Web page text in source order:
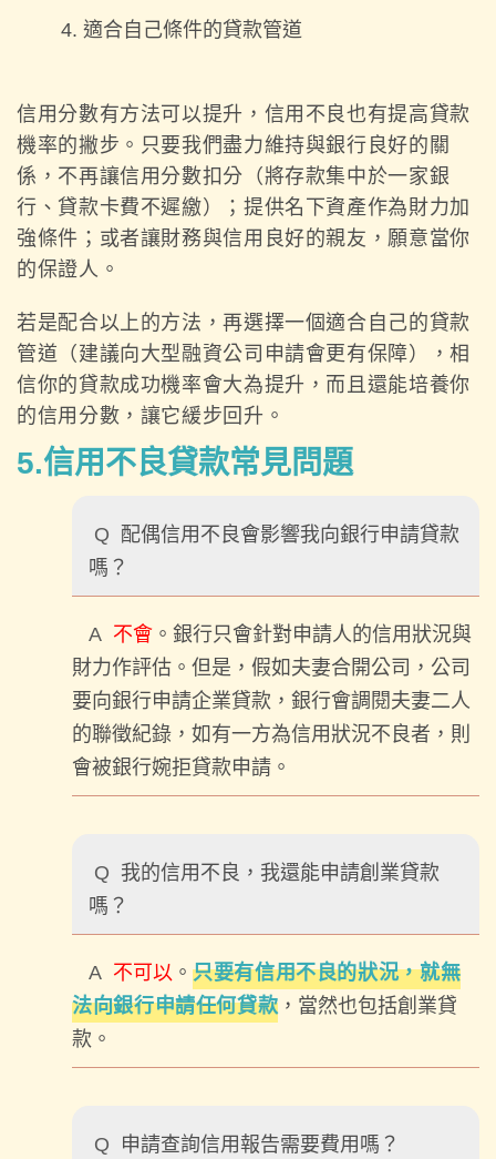
適合自己條件的貸款管道
信用分數有方法可以提升，信用不良也有提高貸款
機率的撇步。只要我們盡力維持與銀行良好的關
係，不再讓信用分數扣分（將存款集中於一家銀
行、貸款卡費不遲繳）；提供名下資產作為財力加
強條件；或者讓財務與信用良好的親友，願意當你
的保證人。
若是配合以上的方法，再選擇一個適合自己的貸款
管道（建議向大型融資公司申請會更有保障），相
信你的貸款成功機率會大為提升，而且還能培養你
的信用分數，讓它緩步回升。
5.信用不良貸款常見問題
Q 配偶信用不良會影響我向銀行申請貸款
嗎？
A 不會 。銀行只會針對申請人的信用狀況與
財力作評估。但是，假如夫妻合開公司，公司
要向銀行申請企業貸款，銀行會調閱夫妻二人
的聯徵紀錄，如有一方為信用狀況不良者，則
會被銀行婉拒貸款申請。
Q 我的信用不良，我還能申請創業貸款
嗎？
A 不可以 。 只要有信用不良的狀況，就無
法向銀行申請任何貸款 ，當然也包括創業貸
款。
Q 申請查詢信用報告需要費用嗎？